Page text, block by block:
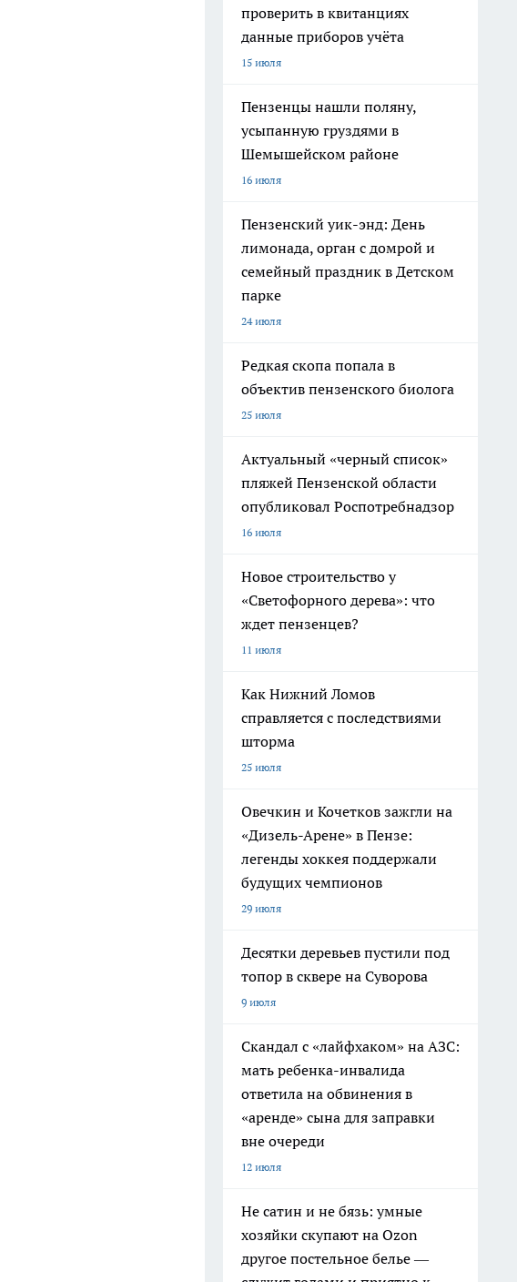
проверить в квитанциях
данные приборов учёта
15 июля
Пензенцы нашли поляну,
усыпанную груздями в
Шемышейском районе
16 июля
Пензенский уик-энд: День
лимонада, орган с домрой и
семейный праздник в Детском
парке
24 июля
Редкая скопа попала в
объектив пензенского биолога
25 июля
Актуальный «черный список»
пляжей Пензенской области
опубликовал Роспотребнадзор
16 июля
Новое строительство у
«Светофорного дерева»: что
ждет пензенцев?
11 июля
Как Нижний Ломов
справляется с последствиями
шторма
25 июля
Овечкин и Кочетков зажгли на
«Дизель-Арене» в Пензе:
легенды хоккея поддержали
будущих чемпионов
29 июля
Десятки деревьев пустили под
топор в сквере на Суворова
9 июля
Скандал с «лайфхаком» на АЗС:
мать ребенка-инвалида
ответила на обвинения в
«аренде» сына для заправки
вне очереди
12 июля
Не сатин и не бязь: умные
хозяйки скупают на Ozon
другое постельное белье —